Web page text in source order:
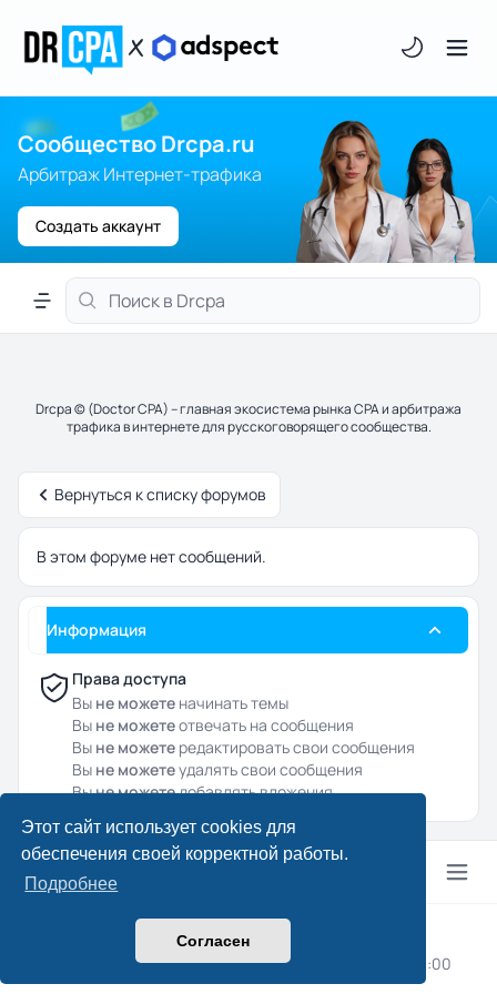
Этот сайт использует cookies для
обеспечения своей корректной работы.
Подробнее
Согласен
Светлая/
Сообщество Drcpa.ru
Арбитраж Интернет-трафика
Создать аккаунт
Меню навигации
Drcpa © (Doctor CPA) – главная экосистема рынка CPA и арбитража
трафика в интернете для русскоговорящего сообщества.
Вернуться к списку форумов
В этом форуме нет сообщений.
Информация
Права доступа
Вы не можете начинать темы
Вы не можетеотвечать на сообщения
Вы не можете редактировать свои сообщения
Вы не можетеудалять свои сообщения
Выне можетедобавлять вложения
© 2024–2026 Drcpa.ru
Конфиденциальность|Правила|Часовой пояс: UTC+03:00